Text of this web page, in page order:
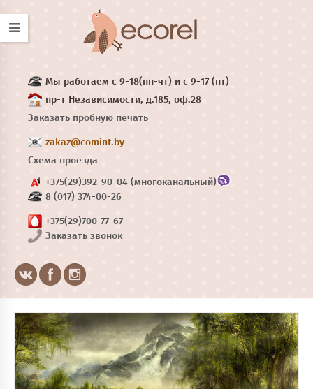
Мы работаем с 9-18(пн-чт) и с 9-17 (пт)
пр-т Независимости, д.185, оф.28
Заказать пробную печать
zakaz@comint.by
Схема проезда
+375(29)392-90-04 (многоканальный)
8 (017) 374-00-26
+375(29)700-77-67
Заказать звонок